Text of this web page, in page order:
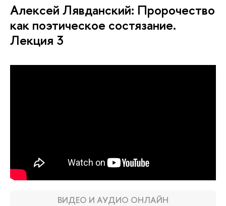
Алексей Лявданский: Пророчество
как поэтическое состязание.
Лекция 3
ВИДЕО И АУДИО ОНЛАЙН